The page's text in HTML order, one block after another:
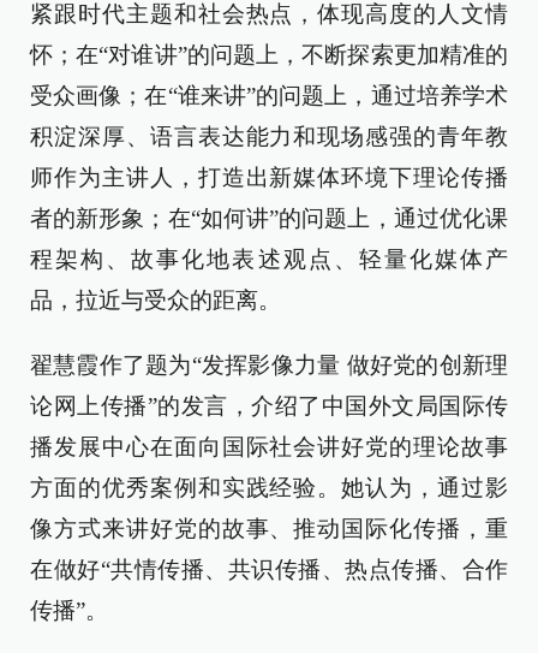
紧跟时代主题和社会热点，体现高度的人文情
怀；在“对谁讲”的问题上，不断探索更加精准的
受众画像；在“谁来讲”的问题上，通过培养学术
积淀深厚、语言表达能力和现场感强的青年教
师作为主讲人，打造出新媒体环境下理论传播
者的新形象；在“如何讲”的问题上，通过优化课
程架构、故事化地表述观点、轻量化媒体产
品，拉近与受众的距离。
翟慧霞作了题为“发挥影像力量 做好党的创新理
论网上传播”的发言，介绍了中国外文局国际传
播发展中心在面向国际社会讲好党的理论故事
方面的优秀案例和实践经验。她认为，通过影
像方式来讲好党的故事、推动国际化传播，重
在做好“共情传播、共识传播、热点传播、合作
传播”。